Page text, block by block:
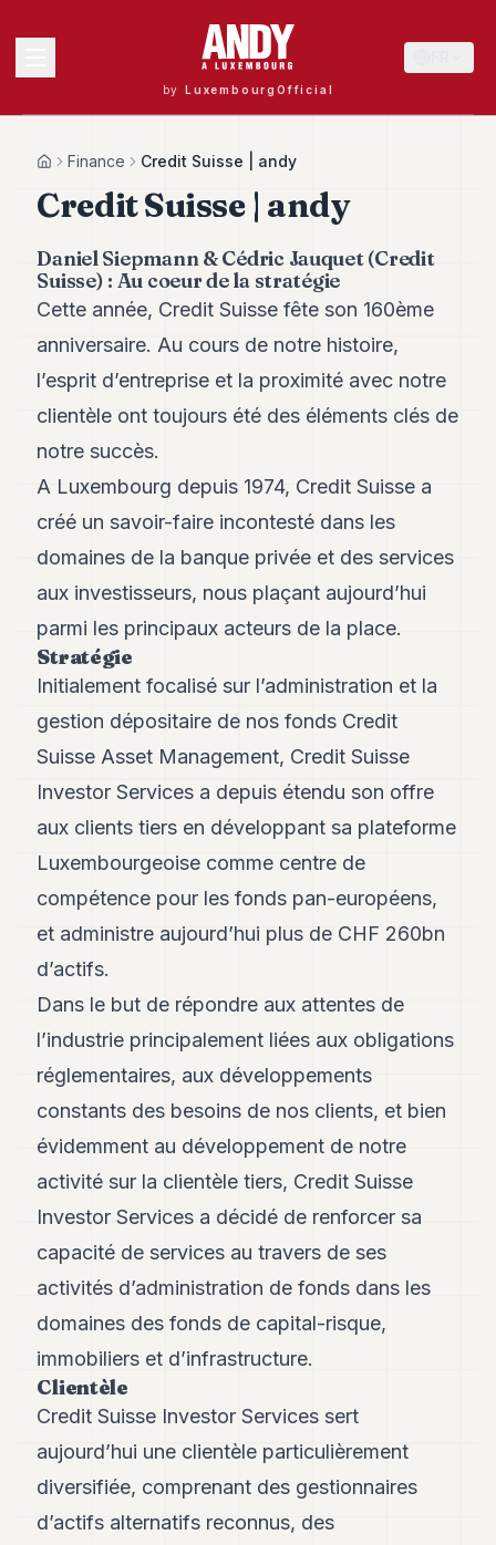
by LuxembourgOfficial
40
Andy
39
38
Andy
Andy
35
Andy
34
Andy
Andy
Andy
31
Andy
Andy
28
27
Andy
26
Andy
Andy
23
22
Andy
21
Andy
Andy
18
16
Andy
15
Andy
Andy
13
12
Andy
11
Andy
10
9
Andy
Andy
HomeFinance Credit Suisse | andy
Credit Suisse | andy
Daniel Siepmann & Cédric Jauquet (Credit
Suisse) : Au coeur de la stratégie
Cette année, Credit Suisse fête son 160ème
anniversaire. Au cours de notre histoire,
l’esprit d’entreprise et la proximité avec notre
clientèle ont toujours été des éléments clés de
notre succès.
A Luxembourg depuis 1974, Credit Suisse a
créé un savoir-faire incontesté dans les
domaines de la banque privée et des services
aux investisseurs, nous plaçant aujourd’hui
parmi les principaux acteurs de la place.
Stratégie
Initialement focalisé sur l’administration et la
gestion dépositaire de nos fonds Credit
Suisse Asset Management, Credit Suisse
Investor Services a depuis étendu son offre
aux clients tiers en développant sa plateforme
Luxembourgeoise comme centre de
compétence pour les fonds pan-européens,
et administre aujourd’hui plus de CHF 260bn
d’actifs.
Dans le but de répondre aux attentes de
l’industrie principalement liées aux obligations
réglementaires, aux développements
constants des besoins de nos clients, et bien
évidemment au développement de notre
activité sur la clientèle tiers, Credit Suisse
Investor Services a décidé de renforcer sa
capacité de services au travers de ses
activités d’administration de fonds dans les
domaines des fonds de capital-risque,
immobiliers et d’infrastructure.
Clientèle
Credit Suisse Investor Services sert
aujourd’hui une clientèle particulièrement
diversifiée, comprenant des gestionnaires
d’actifs alternatifs reconnus, des